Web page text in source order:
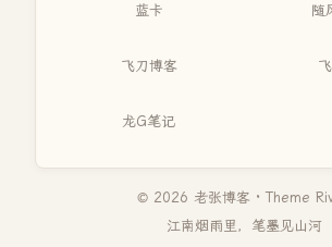
蓝卡 随
飞刀博客
龙G笔记
© 2026 老张博客 · Theme
江南烟雨里，笔墨见山河